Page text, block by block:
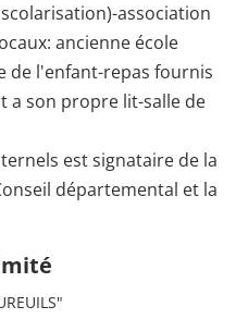
association
ancienne école
de l'enfant-repas fournis
a son propre lit-salle de
est signataire de la
départemental et la